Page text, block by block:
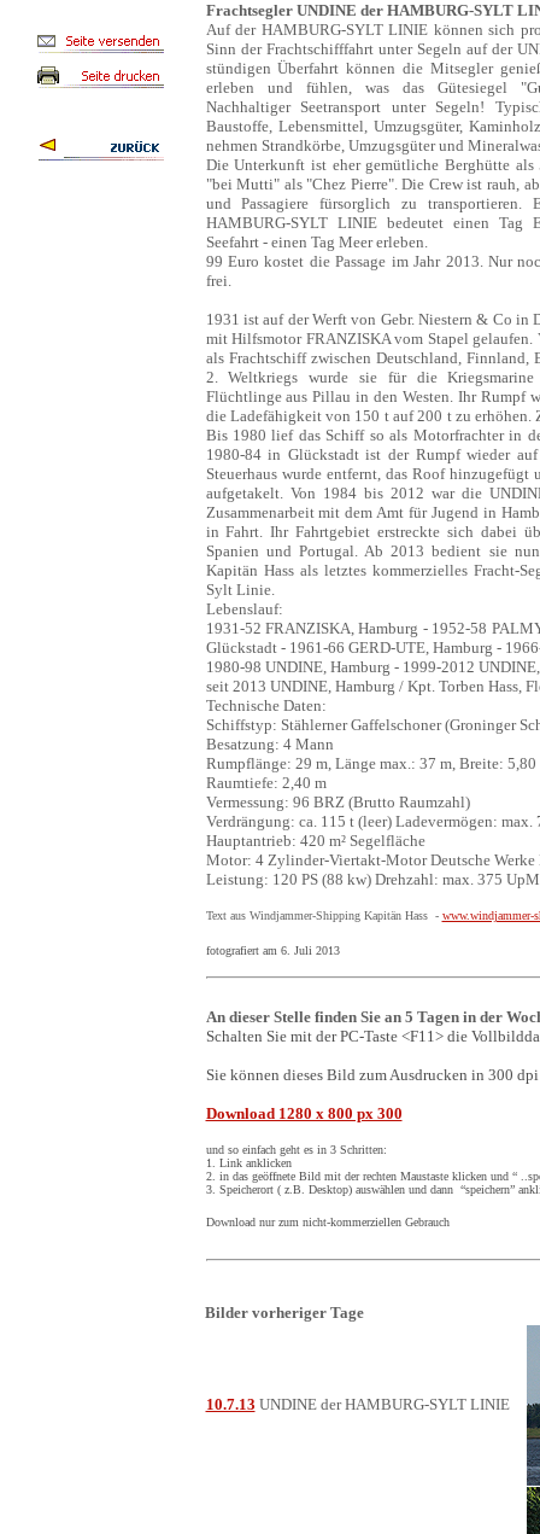
Frachtsegler UNDINE der HAMBURG-SYLT
Auf der HAMBURG-SYLT LINIE können sich
Sinn der Frachtschifffahrt unter Segeln auf der
stündigen Überfahrt können die Mitsegler
erleben und fühlen, was das Gütesiegel
Nachhaltiger Seetransport unter Segeln!
Baustoffe, Lebensmittel, Umzugsgüter,
nehmen Strandkörbe, Umzugsgüter und
Die Unterkunft ist eher gemütliche Berghütte als
"bei Mutti" als "Chez Pierre". Die Crew ist rauh,
und Passagiere fürsorglich zu transportieren.
HAMBURG-SYLT LINIE bedeutet einen Tag
Seefahrt - einen Tag Meer erleben.
99 Euro kostet die Passage im Jahr 2013. Nur
frei.
1931 ist auf der Werft von Gebr. Niestern & Co in
mit Hilfsmotor FRANZISKA vom Stapel
als Frachtschiff zwischen Deutschland, Finnland,
2. Weltkriegs wurde sie für die
Flüchtlinge aus Pillau in den Westen. Ihr Rumpf
die Ladefähigkeit von 150 t auf 200 t zu erhöhen.
Bis 1980 lief das Schiff so als Motorfrachter in
1980-84 in Glückstadt ist der Rumpf wieder
Steuerhaus wurde entfernt, das Roof hinzugefügt
aufgetakelt. Von 1984 bis 2012 war die
Zusammenarbeit mit dem Amt für Jugend in
in Fahrt. Ihr Fahrtgebiet erstreckte sich dabei
Spanien und Portugal. Ab 2013 bedient sie
Kapitän Hass als letztes kommerzielles Fracht-
Sylt Linie.
Lebenslauf:
1931-52 FRANZISKA, Hamburg - 1952-58
Glückstadt - 1961-66 GERD-UTE, Hamburg -
1980-98 UNDINE, Hamburg - 1999-2012
seit 2013 UNDINE, Hamburg / Kpt. Torben Hass,
Technische Daten:
Schiffstyp: Stählerner Gaffelschoner (Groninger
Besatzung: 4 Mann
Rumpflänge: 29 m, Länge max.: 37 m, Breite: 5,80
Raumtiefe: 2,40 m
Vermessung: 96 BRZ (Brutto Raumzahl)
Verdrängung: ca. 115 t (leer) Ladevermögen: max.
Hauptantrieb: 420 m² Segelfläche
Motor: 4 Zylinder-Viertakt-Motor Deutsche
Leistung: 120 PS (88 kw) Drehzahl: max. 375 UpM
Text aus Windjammer-Shipping Kapitän Hass - www.windjammer-
fotografiert am 6. Juli 2013
An dieser Stelle finden Sie an 5 Tagen in der
Schalten Sie mit der PC-Taste <F11> die
Sie können dieses Bild zum Ausdrucken in 300
Download 1280 x 800 px 300
und so einfach geht es in 3 Schritten:
1. Link anklicken
2. in das geöffnete Bild mit der rechten Maustaste klicken und “
3. Speicherort ( z.B. Desktop) auswählen und dann “speichern”
Download nur zum nicht-kommerziellen Gebrauch
Bilder vorheriger Tage
10.7.13 UNDINE der HAMBURG-SYLT LINIE